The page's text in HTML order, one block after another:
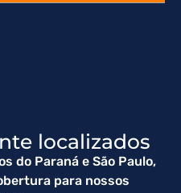
localizados
do Paraná e São Paulo,
para nossos